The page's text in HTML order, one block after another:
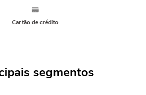
Cartão de crédito
segmentos